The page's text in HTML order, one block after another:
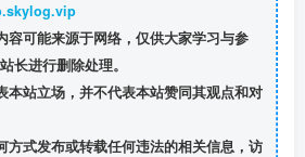
容可能来源于网络，仅供大家学习与参
长进行删除处理。
本站立场，并不代表本站赞同其观点和对
方式发布或转载任何违法的相关信息，访